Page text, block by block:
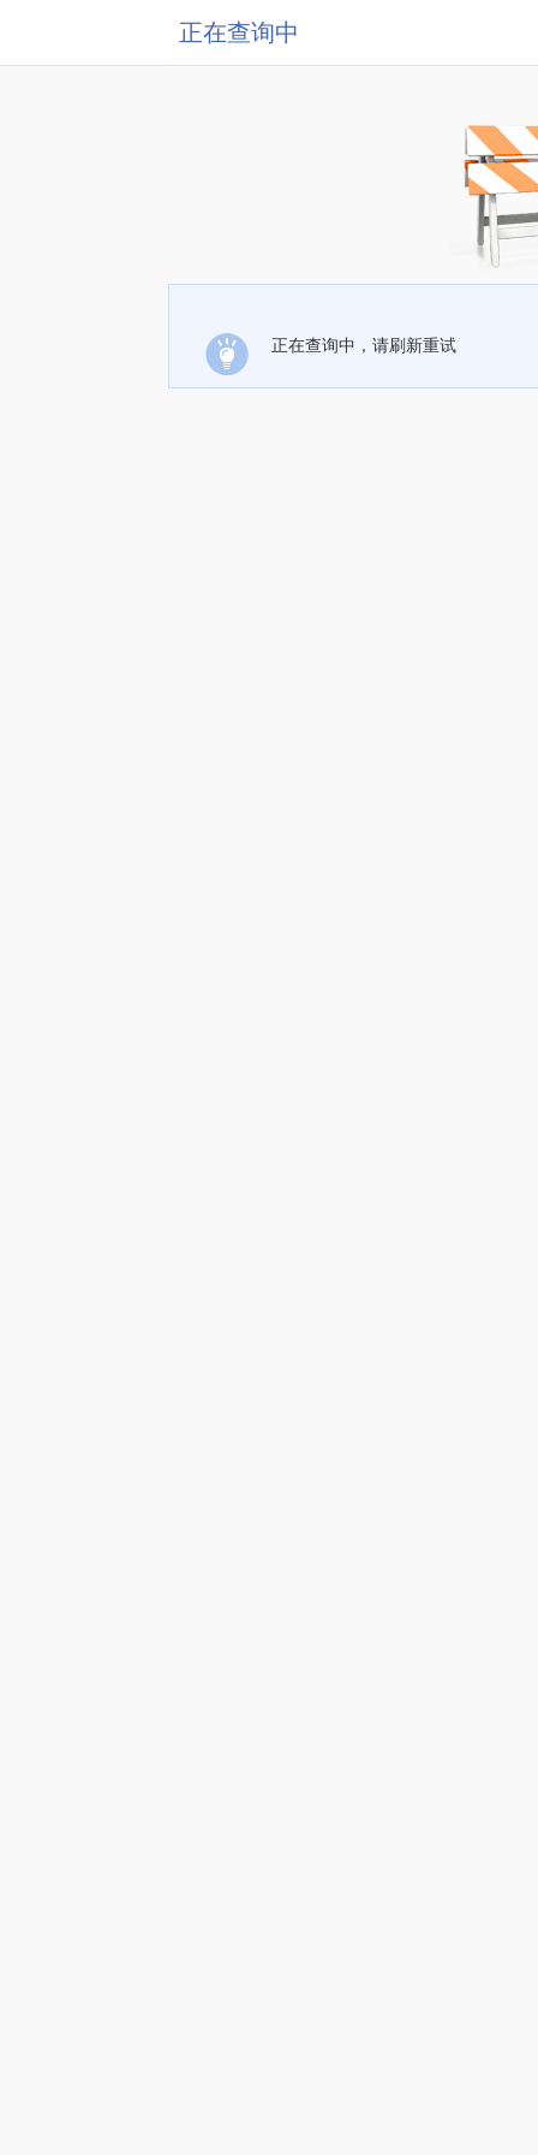
正在查询中
正在查询中，请刷新重试